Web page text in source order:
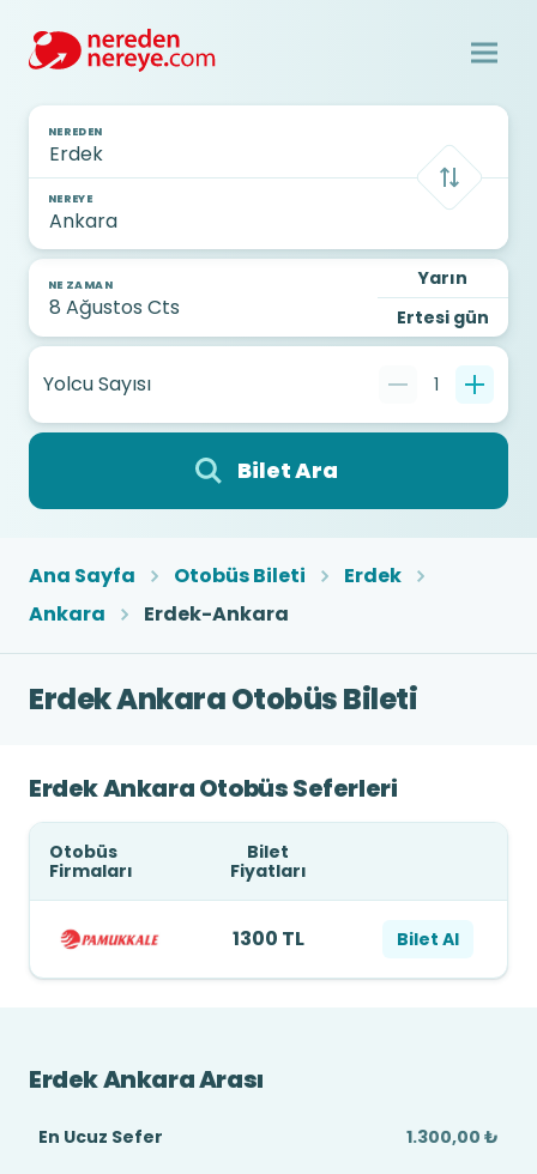
NEREDEN
NEREYE
NE ZAMAN
Yarın
Ertesi gün
Yolcu Sayısı 1
Bilet Ara
Ana Sayfa Otobüs Bileti
Erdek
Ankara
Erdek-Ankara
Erdek Ankara Otobüs Bileti
Erdek Ankara Otobüs Seferleri
Otobüs
Firmaları
Bilet
Fiyatları
1300 TL Bilet Al
Erdek Ankara Arası
En Ucuz Sefer
1.300,00 ₺